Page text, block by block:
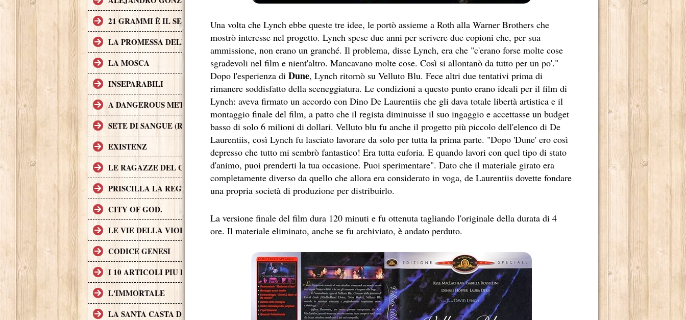
21 GRAMMI È IL SECONDO FILM DELLA COSIDDETTA TRILOGIA SULLA MORTE
LA PROMESSA DELL'ASSASSINO
LA MOSCA
INSEPARABILI
A DANGEROUS METHOD
SETE DI SANGUE (RABID)
EXISTENZ
LE RAGAZZE DEL COYOTE UGLY
PRISCILLA LA REGINA DEL DESERTO
CITY OF GOD.
LE VIE DELLA VIOLENZA
CODICE GENESI
I 10 ARTICOLI PIU LETTI SUL SITO RACCOMANDATI SE TI PIACCIONO NEL MESE DI APRILE 2014.
L'IMMORTALE
LA SANTA CASTA DELLA CHIESA
Una volta che Lynch ebbe queste tre idee, le portò assieme a Roth alla Warner Brothers che
mostrò interesse nel progetto. Lynch spese due anni per scrivere due copioni che, per sua
ammissione, non erano un granché. Il problema, disse Lynch, era che "c'erano forse molte cose
sgradevoli nel film e nient'altro. Mancavano molte cose. Così si allontanò da tutto per un po'."
Dopo l'esperienza di Dune, Lynch ritornò su Velluto Blu. Fece altri due tentativi prima di
rimanere soddisfatto della sceneggiatura. Le condizioni a questo punto erano ideali per il film di
Lynch: aveva firmato un accordo con Dino De Laurentiis che gli dava totale libertà artistica e il
montaggio finale del film, a patto che il regista diminuisse il suo ingaggio e accettasse un budget
basso di solo 6 milioni di dollari. Velluto blu fu anche il progetto più piccolo dell'elenco di De
Laurentiis, così Lynch fu lasciato lavorare da solo per tutta la prima parte. "Dopo 'Dune' ero così
depresso che tutto mi sembrò fantastico! Era tutta euforia. E quando lavori con quel tipo di stato
d'animo, puoi prenderti la tua occasione. Puoi sperimentare". Dato che il materiale girato era
completamente diverso da quello che allora era considerato in voga, de Laurentiis dovette fondare
una propria società di produzione per distribuirlo.
La versione finale del film dura 120 minuti e fu ottenuta tagliando l'originale della durata di 4
ore. Il materiale eliminato, anche se fu archiviato, è andato perduto.